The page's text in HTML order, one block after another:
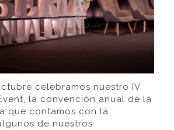
celebramos nuestro IV
la convención anual de la
que contamos con la
de nuestros